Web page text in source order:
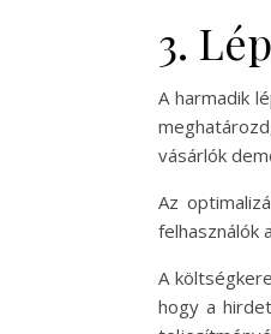
3.
A harmadik
vásárlók
Az
felhasználók
A
hogy a